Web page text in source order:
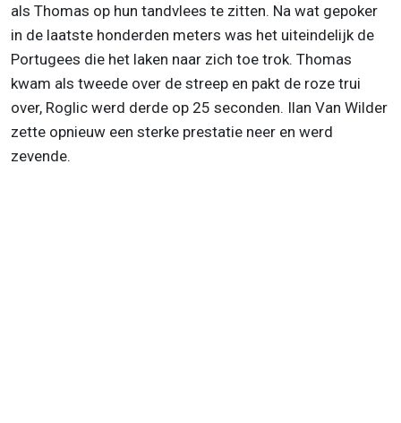
als Thomas op hun tandvlees te zitten. Na wat gepoker
in de laatste honderden meters was het uiteindelijk de
Portugees die het laken naar zich toe trok. Thomas
kwam als tweede over de streep en pakt de roze trui
over, Roglic werd derde op 25 seconden. Ilan Van Wilder
zette opnieuw een sterke prestatie neer en werd
zevende.